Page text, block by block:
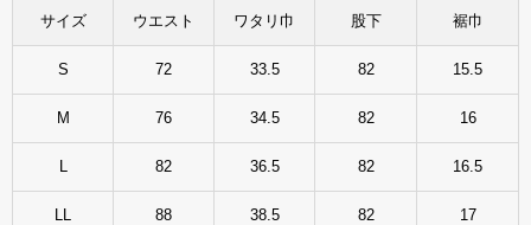
サイズ ウエスト ワタリ巾 股下 裾巾
S 72 33.5 82 15.5
M 76 34.5 82 16
82 36.5 82 16.5
88 38.5 82 17